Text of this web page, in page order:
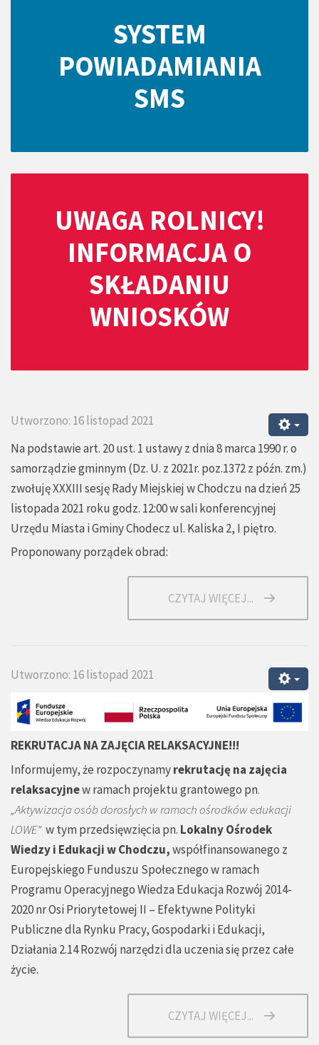
SYSTEM
POWIADAMIANIA
SMS
UWAGA ROLNICY!
INFORMACJA O
SKŁADANIU
WNIOSKÓW
Utworzono: 16 listopad 2021
Na podstawie art. 20 ust. 1 ustawy z dnia 8 marca 1990 r. o
samorządzie gminnym (Dz. U. z 2021r. poz.1372 z późn. zm.)
zwołuję XXXIII sesję Rady Miejskiej w Chodczu na dzień 25
listopada 2021 roku godz. 12:00 w sali konferencyjnej
Urzędu Miasta i Gminy Chodecz ul. Kaliska 2, I piętro.
Proponowany porządek obrad:
CZYTAJ WIĘCEJ...
Utworzono: 16 listopad 2021
REKRUTACJA NA ZAJĘCIA RELAKSACYJNE!!!
Informujemy, że rozpoczynamyrekrutacjęna zajęcia
relaksacyjnew ramach projektu grantowego pn.
„Aktywizacja osób dorosłych w ramach ośrodków edukacji
LOWE”w tym przedsięwzięcia pn. Lokalny Ośrodek
Wiedzy i Edukacji w Chodczu,współfinansowanego z
Europejskiego Funduszu Społecznego w ramach
Programu Operacyjnego Wiedza Edukacja Rozwój 2014-
2020 nr Osi Priorytetowej II – Efektywne Polityki
Publiczne dla Rynku Pracy, Gospodarki i Edukacji,
Działania 2.14 Rozwój narzędzi dla uczenia się przez całe
życie.
CZYTAJ WIĘCEJ...